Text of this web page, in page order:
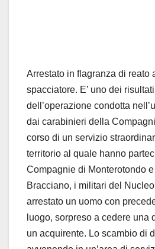
Arrestato in flagranza di reato
spacciatore. E’ uno dei
dell’operazione condotta
dai carabinieri della
corso di un servizio
territorio al quale hanno
Compagnie di Monterotondo
Bracciano, i militari del
arrestato un uomo con
luogo, sorpreso a cedere una
un acquirente. Lo scambio di